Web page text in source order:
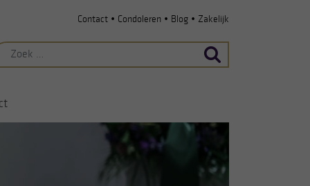
Contact • Condoleren • Blog • Zakelijk